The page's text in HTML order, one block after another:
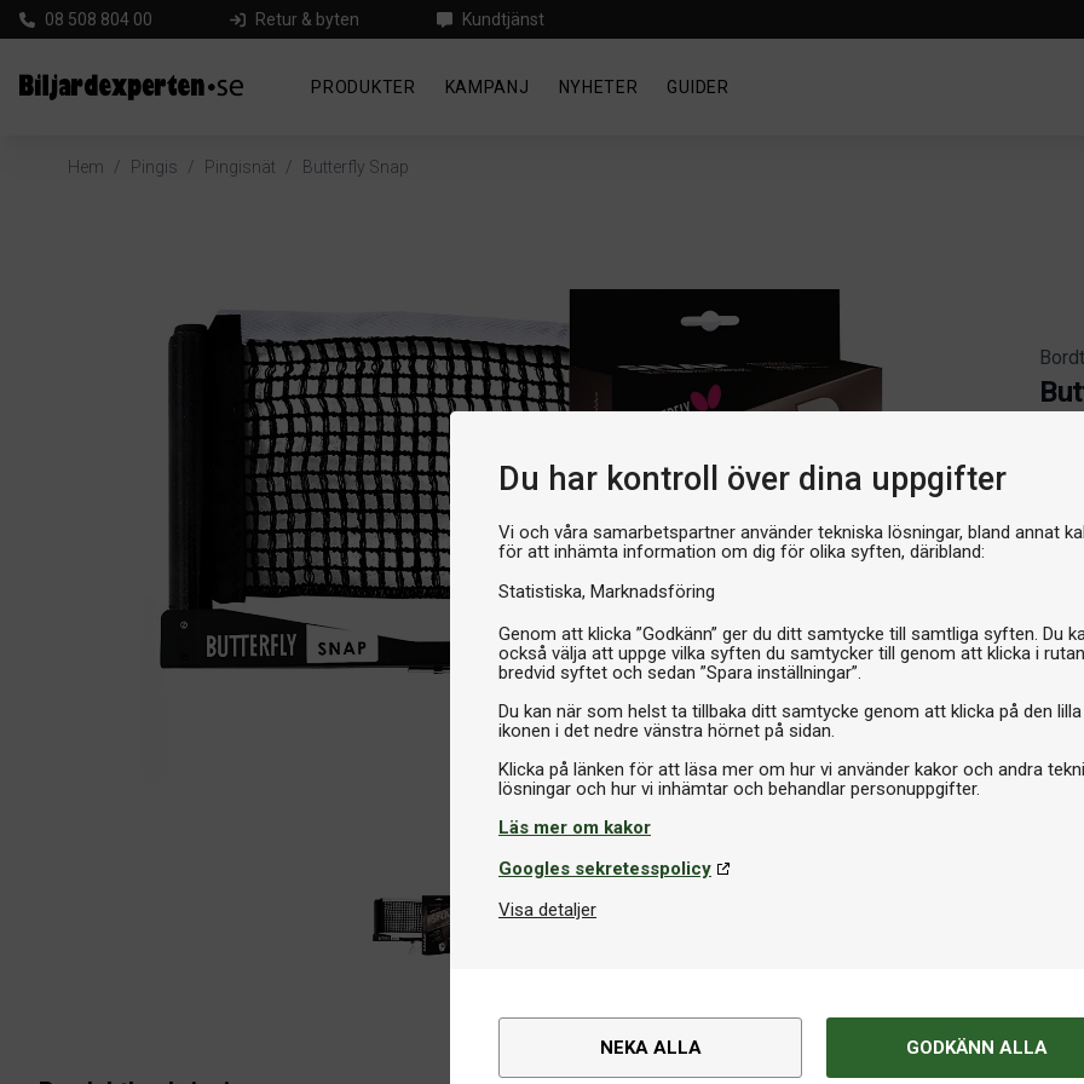
Du har kontroll över dina uppgifter
Vi och våra samarbetspartner använder tekniska lösningar, bland annat
för att inhämta information om dig för olika syften, däribland:
Statistiska Marknadsföring
Genom att klicka ”Godkänn” ger du ditt samtycke till samtliga syften. Du
också välja att uppge vilka syften du samtycker till genom att klicka i rutan
bredvid syftet och sedan ”Spara inställningar”.
Du kan när som helst ta tillbaka ditt samtycke genom att klicka på den lilla
ikonen i det nedre vänstra hörnet på sidan.
Klicka på länken för att läsa mer om hur vi använder kakor och andra
Läs mer om kakor
Googles sekretesspolicy
Visa detaljer
NEKA ALLA GODKÄNN ALLA
08 508 804 00 Retur & byten Kundtjänst
PRODUKTER KAMPANJ NYHETER GUIDER
Hem / Pingis / Pingisnät / Butterfly Snap